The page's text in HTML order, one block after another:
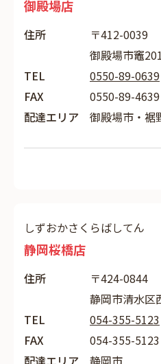
御殿場店
住所
〒412-0039
御殿場市竈
TEL
0550-89-0639
FAX
0550-89-4639
配達エリア
御殿場市・裾
しずおかさくらばしてん
静岡桜橋店
住所
〒424-0844
静岡市清水区
TEL
054-355-5123
FAX
054-355-5123
配達エリア
静岡市